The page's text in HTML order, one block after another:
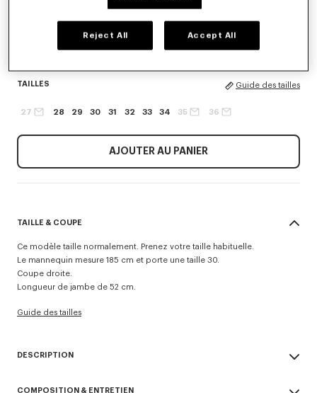
TAILLES Guide des tailles
27 28 29 30 31 32 33 34 35 36
AJOUTER AU PANIER
TAILLE & COUPE
Ce modèle taille normalement. Prenez votre taille habituelle.
Le mannequin mesure 185 cm et porte une taille 30.
Coupe droite.
Longueur de jambe de 52 cm.
Guide des tailles
DESCRIPTION
COMPOSITION & ENTRETIEN
Reject All Accept All